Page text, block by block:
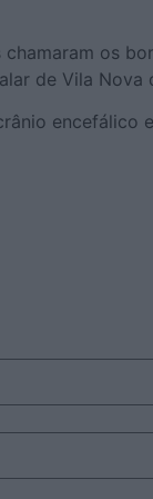
os
de Vila Nova